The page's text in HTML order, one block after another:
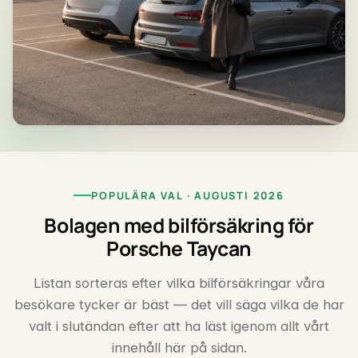
POPULÄRA VAL · AUGUSTI 2026
Bolagen med bilförsäkring för
Porsche Taycan
Listan sorteras efter vilka bilförsäkringar våra
besökare tycker är bäst — det vill säga vilka de har
valt i slutändan efter att ha läst igenom allt vårt
innehåll här på sidan.